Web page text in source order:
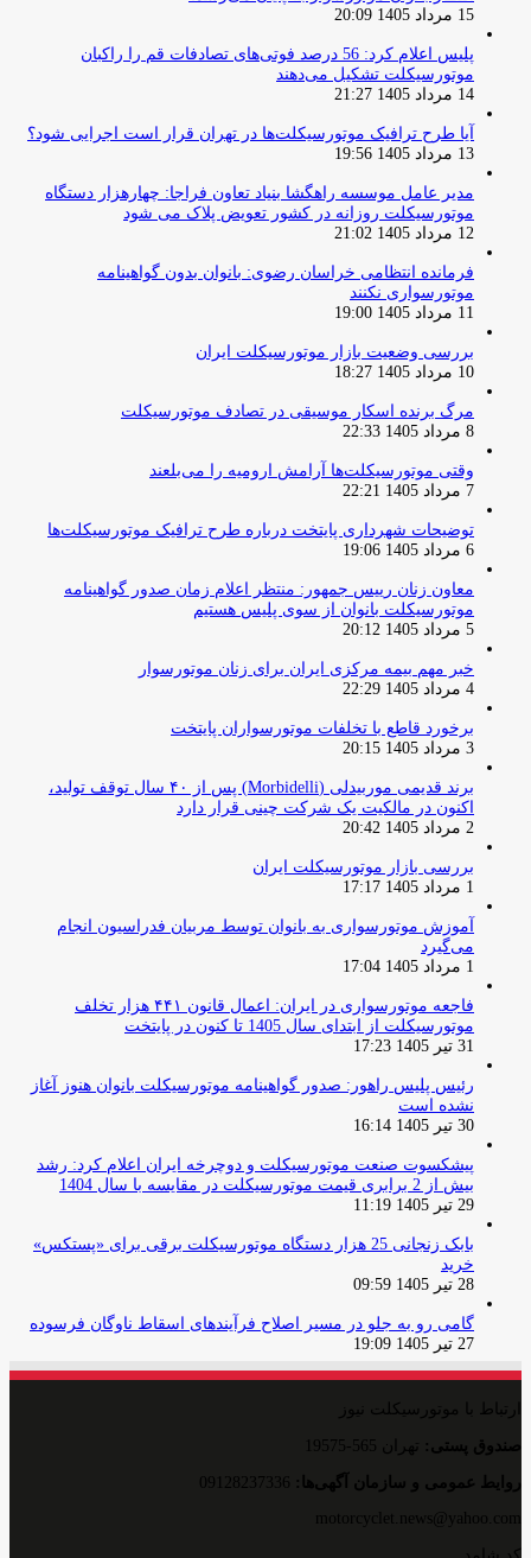
15 مرداد 1405 20:09
پلیس اعلام کرد: 56 درصد فوتی‌های تصادفات قم را راکبان
موتورسیکلت تشکیل می‌دهند
14 مرداد 1405 21:27
آیا طرح ترافیک موتورسیکلت‌ها در تهران قرار است اجرایی شود؟
13 مرداد 1405 19:56
مدیر عامل موسسه راهگشا بنیاد تعاون فراجا: چهارهزار دستگاه
موتورسیکلت روزانه در کشور تعویض پلاک می شود
12 مرداد 1405 21:02
فرمانده انتظامی خراسان رضوی: بانوان بدون گواهینامه
موتورسواری نکنند
11 مرداد 1405 19:00
بررسی وضعیت بازار موتورسیکلت ایران
10 مرداد 1405 18:27
مرگ برنده اسکار موسیقی در تصادف موتورسیکلت
8 مرداد 1405 22:33
وقتی موتورسیکلت‌ها آرامش ارومیه را می‌بلعند
7 مرداد 1405 22:21
توضیحات شهرداری پایتخت درباره طرح ترافیک موتورسیکلت‌ها
6 مرداد 1405 19:06
معاون زنان رییس جمهور: منتظر اعلام زمان صدور گواهینامه
موتورسیکلت بانوان از سوی پلیس هستیم
5 مرداد 1405 20:12
خبر مهم بیمه مرکزی ایران برای زنان موتورسوار
4 مرداد 1405 22:29
برخورد قاطع با تخلفات موتورسواران پایتخت
3 مرداد 1405 20:15
برند قدیمی موربیدلی (Morbidelli) پس از ۴۰ سال توقف تولید،
اکنون در مالکیت یک شرکت چینی قرار دارد
2 مرداد 1405 20:42
بررسی بازار موتورسیکلت ایران
1 مرداد 1405 17:17
آموزش موتورسواری به بانوان توسط مربیان فدراسیون انجام
می‌گیرد
1 مرداد 1405 17:04
فاجعه موتورسواری در ایران: اعمال قانون ۴۴۱ هزار تخلف
موتورسیکلت از ابتدای سال 1405 تا کنون در پایتخت
31 تیر 1405 17:23
رئیس پلیس راهور: صدور گواهینامه موتورسیکلت بانوان هنوز آغاز
نشده است
30 تیر 1405 16:14
پیشکسوت صنعت موتورسیکلت و دوچرخه ایران اعلام کرد: رشد
بیش از 2 برابری قیمت موتورسیکلت در مقایسه با سال 1404
29 تیر 1405 11:19
بابک زنجانی 25 هزار دستگاه موتورسیکلت برقی برای «پستکس»
خرید
28 تیر 1405 09:59
گامی رو به جلو در مسیر اصلاح فرآیندهای اسقاط ناوگان فرسوده
27 تیر 1405 19:09
ارتباط با موتورسیکلت نیوز
صندوق پستی: تهران 565-19575
روایط عمومی و سازمان آگهی‌ها:
motorcyclet.news@yahoo.com
کد شامد